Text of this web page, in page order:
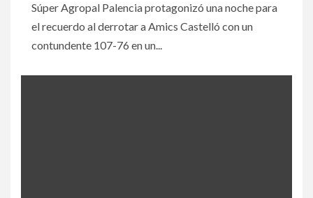
Súper Agropal Palencia protagonizó una noche para
el recuerdo al derrotar a Amics Castelló con un
contundente 107-76 en un...